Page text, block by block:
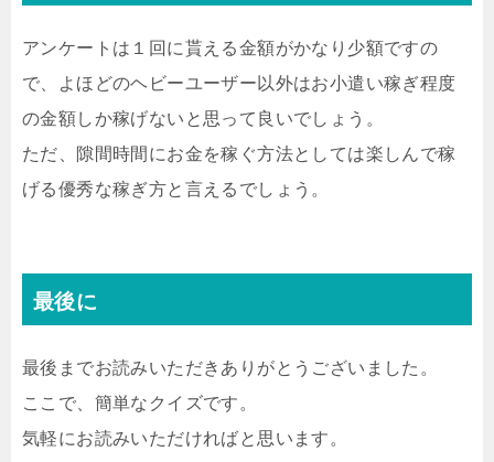
アンケートは１回に貰える金額がかなり少額ですの
で、よほどのヘビーユーザー以外はお小遣い稼ぎ程度
の金額しか稼げないと思って良いでしょう。
ただ、隙間時間にお金を稼ぐ方法としては楽しんで稼
げる優秀な稼ぎ方と言えるでしょう。
最後に
最後までお読みいただきありがとうございました。
ここで、簡単なクイズです。
気軽にお読みいただければと思います。